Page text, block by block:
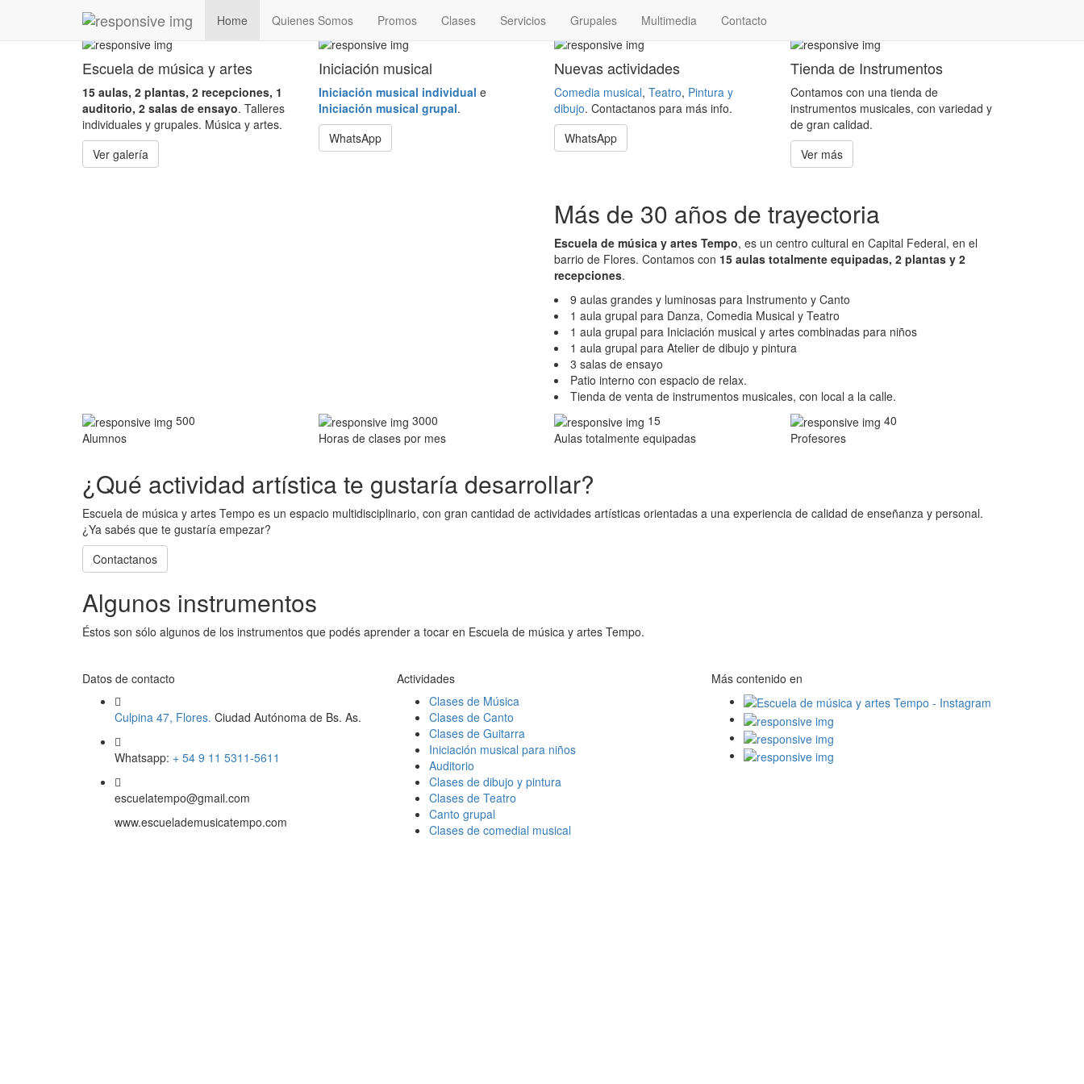
Home Quienes Somos Promos Clases Servicios Grupales Multimedia Contacto
Escuela de música y artes
15 aulas, 2 plantas, 2 recepciones, 1
auditorio, 2 salas de ensayo. Talleres
individuales y grupales. Música y artes.
Ver galería
Iniciación musical
Iniciación musical individual e
Iniciación musical grupal.
WhatsApp
Nuevas actividades
Comedia musical, Teatro, Pintura y
dibujo. Contactanos para más info.
WhatsApp
Tienda de Instrumentos
Contamos con una tienda de
instrumentos musicales, con variedad y
de gran calidad.
Ver más
Más de 30 años de trayectoria
Escuela de música y artes Tempo, es un centro cultural en Capital Federal, en el
barrio de Flores. Contamos con 15 aulas totalmente equipadas, 2 plantas y 2
recepciones.
9 aulas grandes y luminosas para Instrumento y Canto
1 aula grupal para Danza, Comedia Musical y Teatro
1 aula grupal para Iniciación musical y artes combinadas para niños
1 aula grupal para Atelier de dibujo y pintura
3 salas de ensayo
Patio interno con espacio de relax.
Tienda de venta de instrumentos musicales, con local a la calle.
500
Alumnos
3000
Horas de clases por mes
15
Aulas totalmente equipadas
40
Profesores
¿Qué actividad artística te gustaría desarrollar?
Escuela de música y artes Tempo es un espacio multidisciplinario, con gran cantidad de actividades artísticas orientadas a una experiencia de calidad de enseñanza y personal.
¿Ya sabés que te gustaría empezar?
Contactanos
Algunos instrumentos
Éstos son sólo algunos de los instrumentos que podés aprender a tocar en Escuela de música y artes Tempo.
Datos de contacto
Culpina 47, Flores. Ciudad Autónoma de Bs. As.
Whatsapp: + 54 9 11 5311-5611
escuelatempo@gmail.com
www.escuelademusicatempo.com
Actividades
Clases de Música
Clases de Canto
Clases de Guitarra
Iniciación musical para niños
Auditorio
Clases de dibujo y pintura
Clases de Teatro
Canto grupal
Clases de comedial musical
Más contenido en